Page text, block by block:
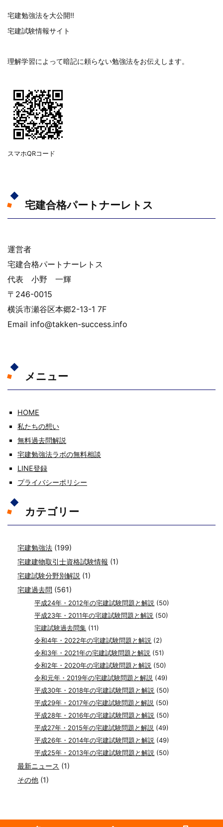
宅建勉強法を大公開!!
宅建試験情報サイト
理解学習によって暗記に頼らない勉強法をお伝えします。
スマホQRコード
宅建合格パートナーレトス
運営者
宅建合格パートナーレトス
代表 小野 一輝
〒246-0015
横浜市瀬谷区本郷2-13-1 7F
Email info@takken-success.info
メニュー
HOME
私たちの想い
無料過去問解説
宅建勉強法ラボの無料相談
LINE登録
プライバシーポリシー
カテゴリー
宅建勉強法 (199)
宅建建物取引士資格試験情報 (1)
宅建試験分野別解説 (1)
宅建過去問 (561)
平成24年・2012年の宅建試験問題と解説 (50)
平成23年・2011年の宅建試験問題と解説 (50)
宅建試験過去問集 (11)
令和4年・2022年の宅建試験問題と解説 (2)
令和3年・2021年の宅建試験問題と解説 (51)
令和2年・2020年の宅建試験問題と解説 (50)
令和元年・2019年の宅建試験問題と解説 (49)
平成30年・2018年の宅建試験問題と解説 (50)
平成29年・2017年の宅建試験問題と解説 (50)
平成28年・2016年の宅建試験問題と解説 (50)
平成27年・2015年の宅建試験問題と解説 (49)
平成26年・2014年の宅建試験問題と解説 (49)
平成25年・2013年の宅建試験問題と解説 (50)
最新ニュース (1)
その他 (1)